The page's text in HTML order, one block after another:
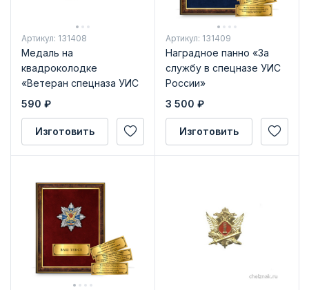
Артикул: 131408
Медаль на
квадроколодке
«Ветеран спецназа УИС
России» с бланком
590 ₽
Изготовить
Артикул: 131409
Наградное панно «За
службу в спецназе УИС
России»
3 500 ₽
Изготовить